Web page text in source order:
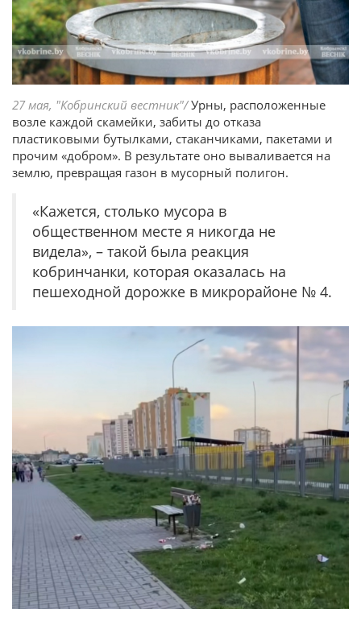
27 мая, "Кобринский вестник"/Урны, расположенные
возле каждой скамейки, забиты до отказа
пластиковыми бутылками, стаканчиками, пакетами и
прочим «добром». В результате оно вываливается на
землю, превращая газон в мусорный полигон.
«Кажется, столько мусора в
общественном месте я никогда не
видела», – такой была реакция
кобринчанки, которая оказалась на
пешеходной дорожке в микрорайоне № 4.